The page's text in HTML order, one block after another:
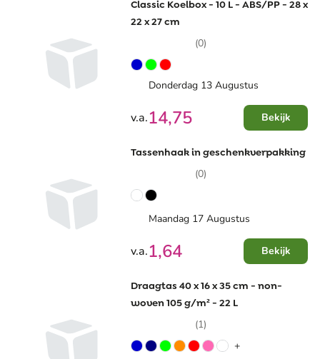
Classic Koelbox - 10 L - ABS/PP - 28 x
22 x 27 cm
(0)
Donderdag 13 Augustus
v.a.14,75 Bekijk
Tassenhaak in geschenkverpakking
(0)
Maandag 17 Augustus
v.a.1,64 Bekijk
Draagtas 40 x 16 x 35 cm - non-
woven 105 g/m² - 22 L
(1)
+